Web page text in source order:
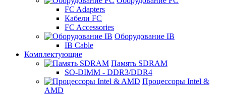
FC Adapters
Кабели FC
FC Accessories
Оборудование IB
IB Cable
Комплектующие
Память SDRAM
SO-DIMM - DDR3/DDR4
Процессоры Intel &
AMD